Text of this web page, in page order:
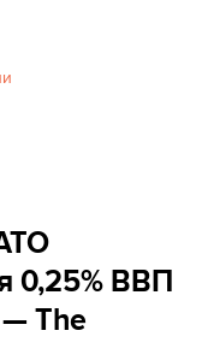
0,25% ВВП
— The